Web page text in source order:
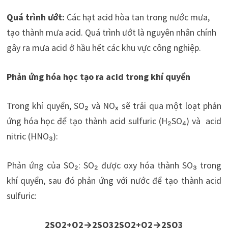
Quá trình ướt: Các hạt acid hòa tan trong nước mưa,
tạo thành mưa acid. Quá trình ướt là nguyên nhân chính
gây ra mưa acid ở hầu hết các khu vực công nghiệp.
Phản ứng hóa học tạo ra acid trong khí quyển
Trong khí quyển, SO₂ và NOₓ sẽ trải qua một loạt phản
ứng hóa học để tạo thành acid sulfuric (H₂SO₄) và acid
nitric (HNO₃):
Phản ứng của SO₂: SO₂ được oxy hóa thành SO₃ trong
khí quyển, sau đó phản ứng với nước để tạo thành acid
sulfuric:
2SO2+O2→2SO32SO2​+O2​→2SO3​